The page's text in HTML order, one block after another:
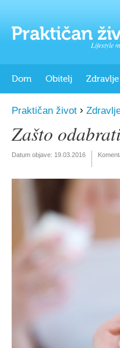
Lifestyle
Dom Obitelj Zdravlje
Praktičan život ›
Zašto
Datum objave: 19.03.2016